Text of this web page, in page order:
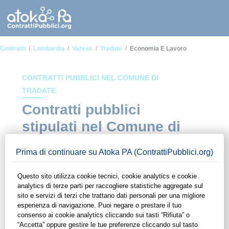
Contratti Lombardia Varese Tradate Economia E Lavoro
CONTRATTI PUBBLICI NEL COMUNE DI
TRADATE
Contratti pubblici
stipulati nel Comune di
Economia e lavoro
In questa sezione del sito di ContrattiPubblici.org potrai avere
ad alcuni dei contratti presenti nella piattaforma stipulati
all'interno del Comune di Tradate in ambito Economia e
lavoro. Grazie alle funzionalità di ContrattiPubblici.org potrai
monitorare la scadenza dei contratti pubblici di tuo interesse e
programmare la tua attività commerciale con le Pubbliche